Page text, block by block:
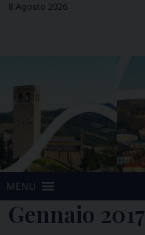
Skip8 Agosto 2026
MENU
Gennaio 2017